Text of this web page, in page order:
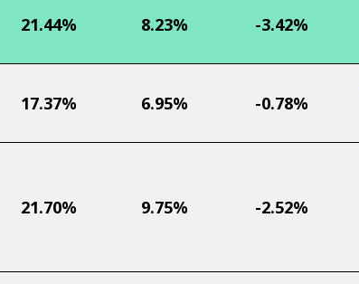
-3.42%
8.23%
21.44%
-0.78%
6.95%
17.37%
-2.52%
9.75%
21.70%